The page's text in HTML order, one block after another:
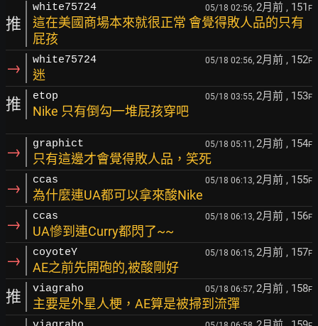
推
white75724 05/18 02:56, 2月前 , 151 F
這在美國商場本來就很正常 會覺得敗人品的只有
屁孩
→ white75724 05/18 02:56, 2月前 , 152F
迷
推 etop 05/18 03:55, 2月前 , 153F
Nike 只有倒勾一堆屁孩穿吧
→ graphict 05/18 05:11, 2月前 , 154F
只有這邊才會覺得敗人品，笑死
→ ccas 05/18 06:13, 2月前 , 155F
為什麼連UA都可以拿來酸Nike
→ ccas 05/18 06:13, 2月前 , 156F
UA慘到連Curry都閃了~~
→ coyoteY 05/18 06:15, 2月前 , 157F
AE之前先開砲的,被酸剛好
推 viagraho 05/18 06:57, 2月前 , 158F
主要是外星人梗，AE算是被掃到流彈